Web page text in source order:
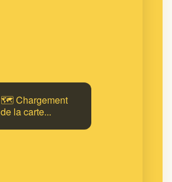
🗺️ Chargement
de la carte...